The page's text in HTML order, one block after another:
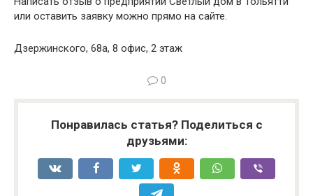
или оставить заявку можно прямо на сайте.
Дзержинского, 68а, 8 офис, 2 этаж
0
Понравилась статья? Поделиться с
друзьями: